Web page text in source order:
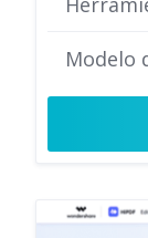
Modelo